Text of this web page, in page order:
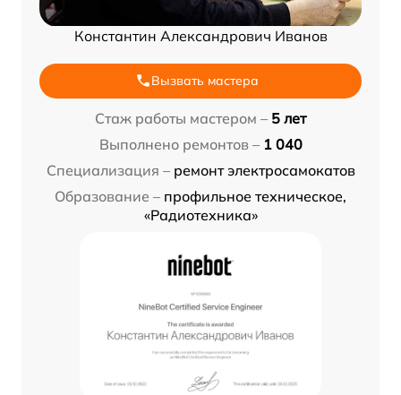
Константин Александрович Иванов
Вызвать мастера
Стаж работы мастером – 5 лет
Выполнено ремонтов – 1 040
Специализация – ремонт электросамокатов
Образование – профильное техническое,
«Радиотехника»